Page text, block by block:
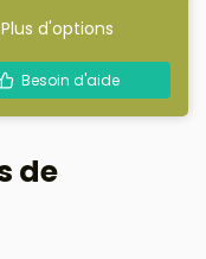
Plus d'options
Besoin d'aide
de